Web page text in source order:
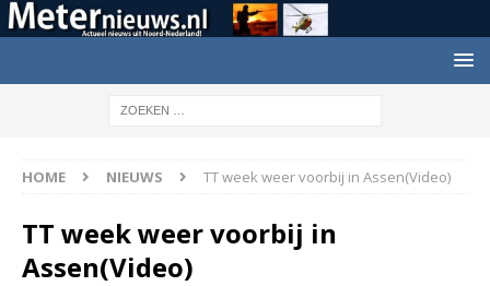
HOME NIEUWS TT week weer voorbij in Assen(Video)
TT week weer voorbij in
Assen(Video)